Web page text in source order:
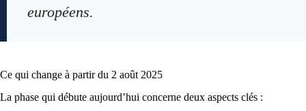
européens.
Ce qui change à partir du 2 août 2025
La phase qui débute aujourd’hui concerne deux aspects clés :